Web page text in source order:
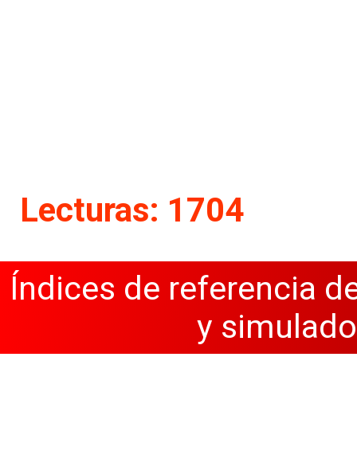
Lecturas: 1704
Índices de referencia
y